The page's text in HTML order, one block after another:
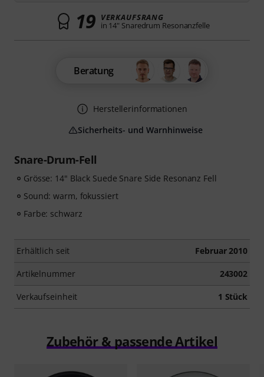
Snare-Drum-Fell
Grösse: 14" Black Suede Snare Side Resonanz Fell
Sound: warm, fokussiert
Farbe: schwarz
Erhältlich seit Februar 2010
Artikelnummer 243002
Verkaufseinheit 1 Stück
19 VERKAUFSRANG
in 14" Snaredrum Resonanzfelle
Beratung
Herstellerinformationen
Sicherheits- und Warnhinweise
Zubehör & passende Artikel